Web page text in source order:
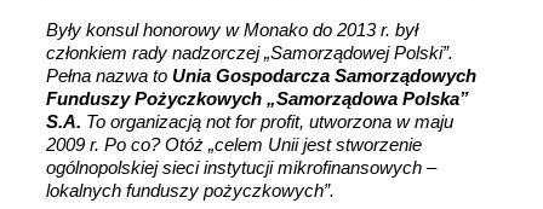
Były konsul honorowy w Monako do 2013 r. był
członkiem rady nadzorczej „Samorządowej Polski”.
Pełna nazwa to Unia Gospodarcza Samorządowych
Funduszy Pożyczkowych „Samorządowa Polska”
S.A. To organizacją not for profit, utworzona w maju
2009 r. Po co? Otóż „celem Unii jest stworzenie
ogólnopolskiej sieci instytucji mikrofinansowych –
lokalnych funduszy pożyczkowych”.